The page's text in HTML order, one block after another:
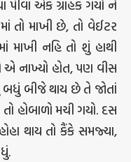
એક ગ્રાહક ગયો ને
તો માખી છે, તો વેઈટર
માખી નહિ તો શું હાથી
એ નાખ્યો હોત, પણ વીસ
બધું બીજે થાય છે તે જોતાં
હોબાળો મચી ગયો. દસ
થાય તો કૈંકે સમજ્યા,